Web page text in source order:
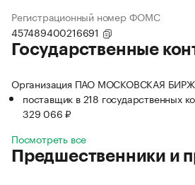
Регистрационный номер ФОМС
457489400216691
Государственные
Организация ПАО МОСКОВСКАЯ
поставщик в 218 государственных
329 066 ₽
Посмотреть все
Предшественники и